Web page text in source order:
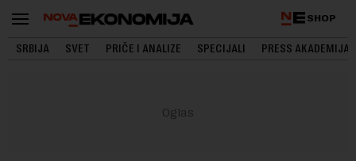
SHOP
SRBIJA SVET PRIČE I ANALIZE SPECIJALI PRESS AKADEMIJA